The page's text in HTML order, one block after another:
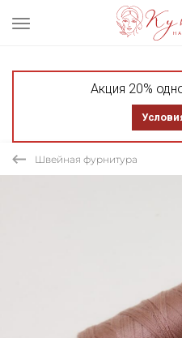
Акция 20%
Швейная фурнитура